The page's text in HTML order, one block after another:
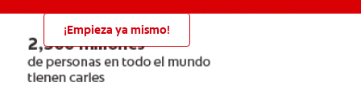
¡Empieza ya mismo!